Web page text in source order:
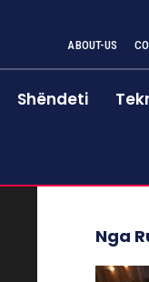
ABOUT-US
Shëndeti
Nga